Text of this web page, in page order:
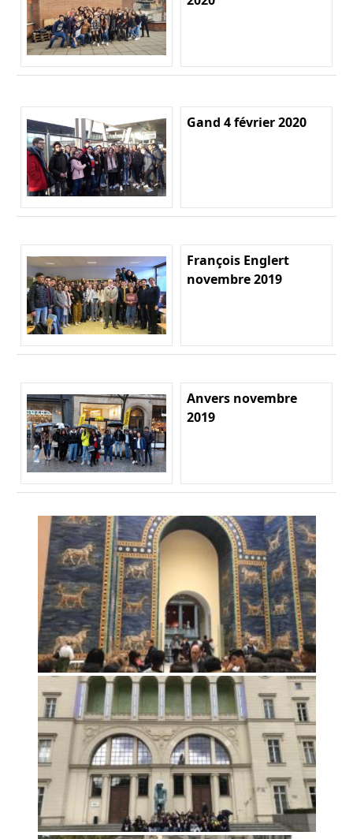
Gand 4 février 2020
François Englert
novembre 2019
Anvers novembre
2019